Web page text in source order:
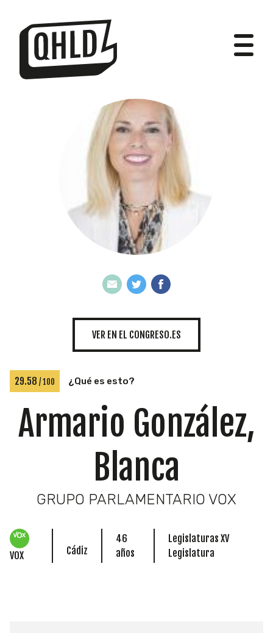
DIPUTADOS
GRUPOS
INICIATIVAS
TEMÁTICAS
VER EN EL CONGRESO.ES
29.58 / 100 ¿Qué es esto?
Armario González,
Blanca
GRUPO PARLAMENTARIO VOX
VOX Cádiz
46
años
Legislaturas XV
Legislatura